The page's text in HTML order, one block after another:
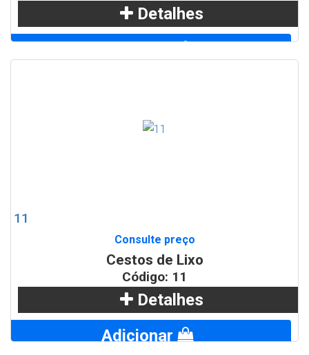
Detalhes
11
Consulte preço
Cestos de Lixo
Código: 11
Detalhes
Adicionar